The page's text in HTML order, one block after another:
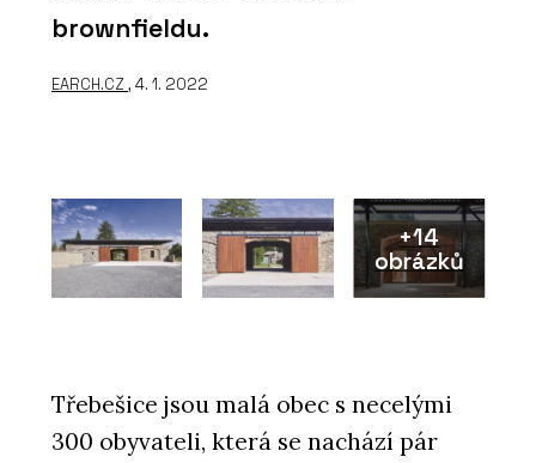
brownfieldu.
EARCH.CZ , 4. 1. 2022
+14
obrázků
Třebešice jsou malá obec s necelými
300 obyvateli, která se nachází pár